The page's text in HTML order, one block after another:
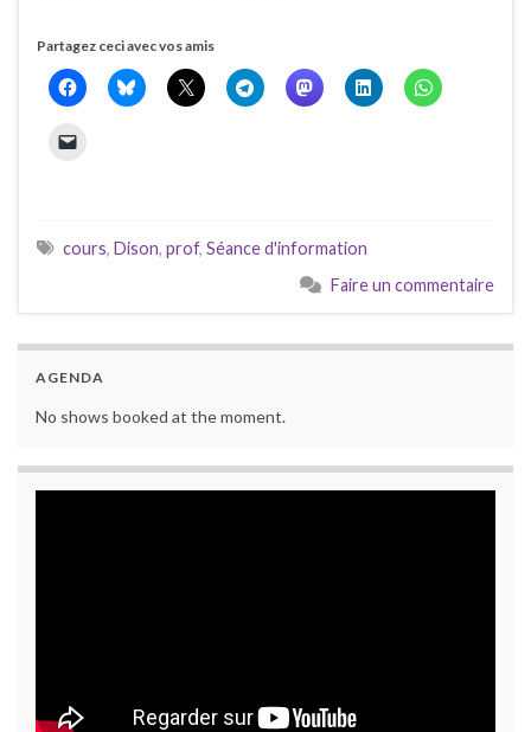
Partagez ceci avec vos amis
cours, Dison, prof, Séance d'information
Faire un commentaire
AGENDA
No shows booked at the moment.